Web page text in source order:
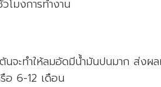
มงการทำงาน
ะทำให้ลมอัดมีน้ำมันปนมาก ส่งผล
อ 6-12 เดือน